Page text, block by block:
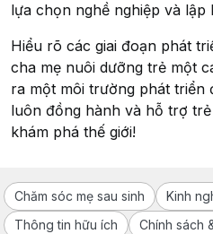
lựa chọn nghề nghiệp và
Hiểu rõ các giai đoạn phát
cha mẹ nuôi dưỡng trẻ một
ra một môi trường phát triển
luôn đồng hành và hỗ trợ
khám phá thế giới!
Chăm sóc mẹ sau sinh
Kinh
Thông tin hữu ích
Chính sách